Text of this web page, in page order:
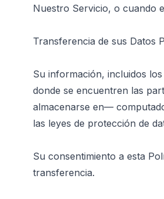
Nuestro Servicio, o cuando
Transferencia de sus Datos
Su información, incluidos
donde se encuentren las
almacenarse en—
las leyes de protección de
Su consentimiento a esta
transferencia.